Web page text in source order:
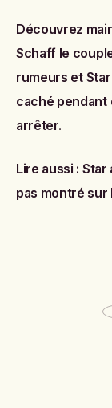
Découvrez
Schaff le
rumeurs et
caché pendant
arrêter.
Lire aussi : Star
pas montré sur